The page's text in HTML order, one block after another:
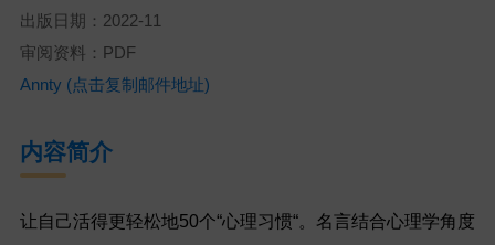
出版日期：2022-11
审阅资料：PDF
Annty (点击复制邮件地址)
内容简介
让自己活得更轻松地50个“心理习惯“。名言结合心理学角度